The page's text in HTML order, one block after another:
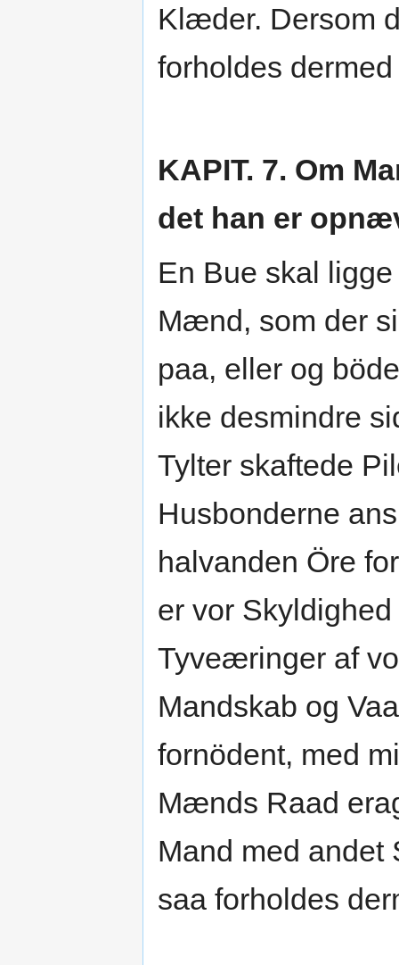
Klæder. Dersom
forholdes
KAPIT. 7. Om
det han er
En Bue skal
Mænd, som der
paa, eller og
ikke desmindre
Tylter skaftede
Husbonderne
halvanden Öre
er vor
Tyveæringer af
Mandskab og
fornödent, med
Mænds Raad
Mand med andet
saa forholdes